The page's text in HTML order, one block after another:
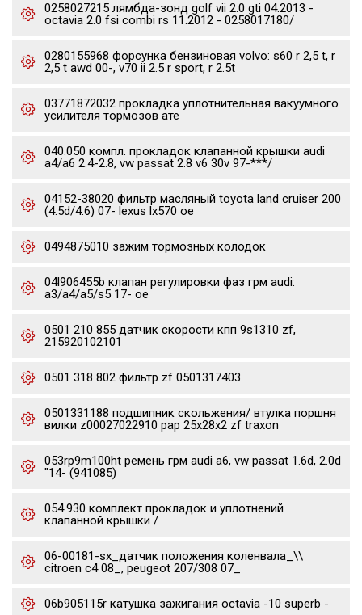
0258027215 лямбда-зонд golf vii 2.0 gti 04.2013 -
octavia 2.0 fsi combi rs 11.2012 - 0258017180/
0280155968 форсунка бензиновая volvo: s60 r 2,5 t, r
2,5 t awd 00-, v70 ii 2.5 r sport, r 2.5t
03771872032 прокладка уплотнительная вакуумного
усилителя тормозов ате
040.050 компл. прокладок клапанной крышки audi
a4/a6 2.4-2.8, vw passat 2.8 v6 30v 97-***/
04152-38020 фильтр масляный toyota land cruiser 200
(4.5d/4.6) 07- lexus lx570 oe
0494875010 зажим тормозных колодок
04l906455b клапан регулировки фаз грм audi:
a3/a4/a5/s5 17- oe
0501 210 855 датчик скорости кпп 9s1310 zf,
215920102101
0501 318 802 фильтр zf 0501317403
0501331188 подшипник скольжения/ втулка поршня
вилки z00027022910 pap 25x28x2 zf traxon
053rp9m100ht ремень грм audi a6, vw passat 1.6d, 2.0d
"14- (941085)
054.930 комплект прокладок и уплотнений
клапанной крышки /
06-00181-sx_датчик положения коленвала_\\
citroen c4 08_, peugeot 207/308 07_
06b905115r катушка зажигания octavia -10 superb -